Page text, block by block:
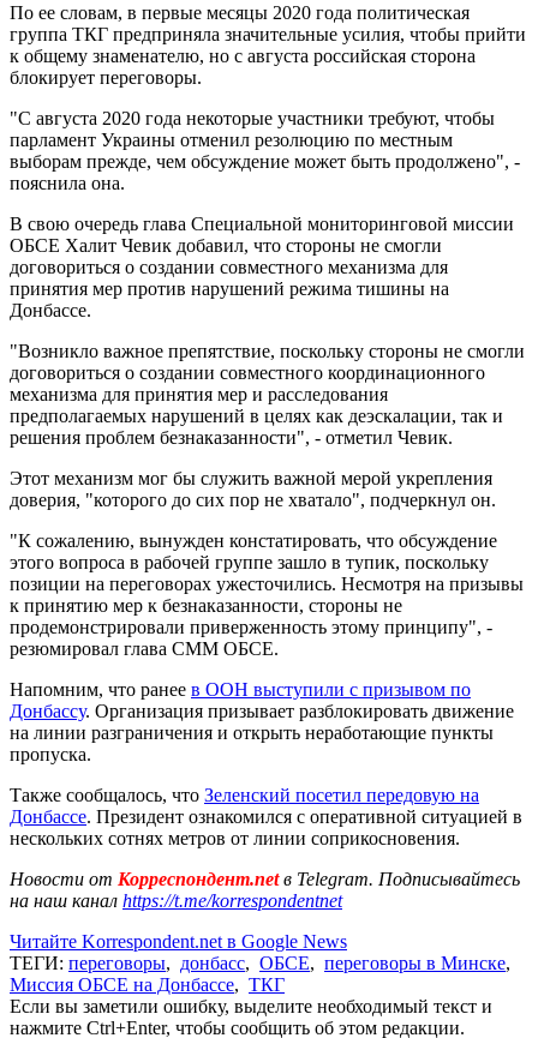
По ее словам, в первые месяцы 2020 года политическая
группа ТКГ предприняла значительные усилия, чтобы прийти
к общему знаменателю, но с августа российская сторона
блокирует переговоры.
"С августа 2020 года некоторые участники требуют, чтобы
парламент Украины отменил резолюцию по местным
выборам прежде, чем обсуждение может быть продолжено", -
пояснила она.
В свою очередь глава Специальной мониторинговой миссии
ОБСЕ Халит Чевик добавил, что стороны не смогли
договориться о создании совместного механизма для
принятия мер против нарушений режима тишины на
Донбассе.
"Возникло важное препятствие, поскольку стороны не смогли
договориться о создании совместного координационного
механизма для принятия мер и расследования
предполагаемых нарушений в целях как деэскалации, так и
решения проблем безнаказанности", - отметил Чевик.
Этот механизм мог бы служить важной мерой укрепления
доверия, "которого до сих пор не хватало", подчеркнул он.
"К сожалению, вынужден констатировать, что обсуждение
этого вопроса в рабочей группе зашло в тупик, поскольку
позиции на переговорах ужесточились. Несмотря на призывы
к принятию мер к безнаказанности, стороны не
продемонстрировали приверженность этому принципу", -
резюмировал глава СММ ОБСЕ.
Напомним, что ранее в ООН выступили с призывом по
Донбассу. Организация призывает разблокировать движение
на линии разграничения и открыть неработающие пункты
пропуска.
Также сообщалось, что Зеленский посетил передовую на
Донбассе. Президент ознакомился с оперативной ситуацией в
нескольких сотнях метров от линии соприкосновения.
Новости от Корреспондент.netв Telegram. Подписывайтесь
на наш канал https://t.me/korrespondentnet
Читайте Korrespondent.net в Google News
ТЕГИ: переговоры, донбасс, ОБСЕ, переговоры в Минске,
Миссия ОБСЕ на Донбассе, ТКГ
Если вы заметили ошибку, выделите необходимый текст и
нажмите Ctrl+Enter, чтобы сообщить об этом редакции.